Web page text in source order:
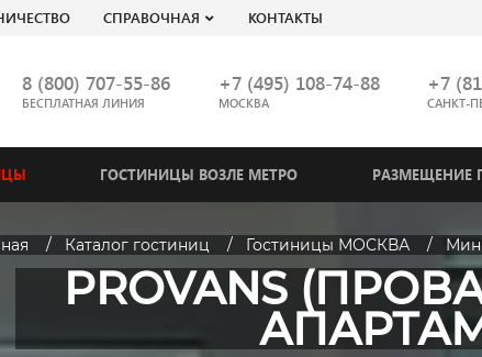
СПРАВОЧНАЯ КОНТАКТЫ
8 (800) 707-55-86
БЕСПЛАТНАЯ ЛИНИЯ
+7 (495) 108-74-88
МОСКВА
+7
САНКТ-
ГОСТИНИЦЫ ВОЗЛЕ МЕТРО РАЗМЕЩЕНИЕ
Каталог гостиниц Гостиницы МОСКВА
PROVANS